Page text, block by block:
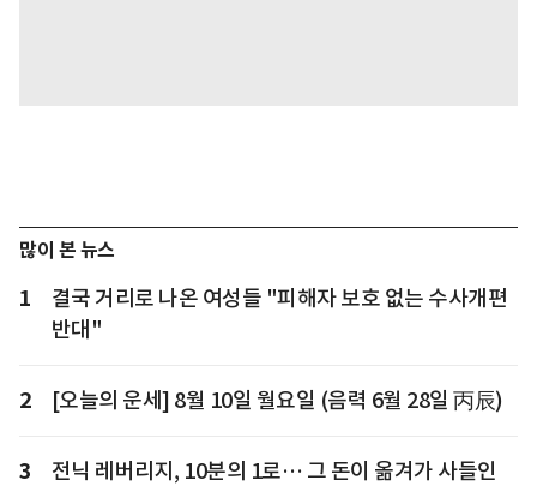
많이 본 뉴스
1
결국 거리로 나온 여성들 "피해자 보호 없는 수사개편
반대"
2 [오늘의 운세] 8월 10일 월요일 (음력 6월 28일 丙辰)
3
전닉 레버리지, 10분의 1로… 그 돈이 옮겨가 사들인